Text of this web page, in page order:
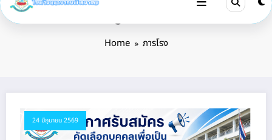
Home ภารโรง
24 มิถุนายน 2569